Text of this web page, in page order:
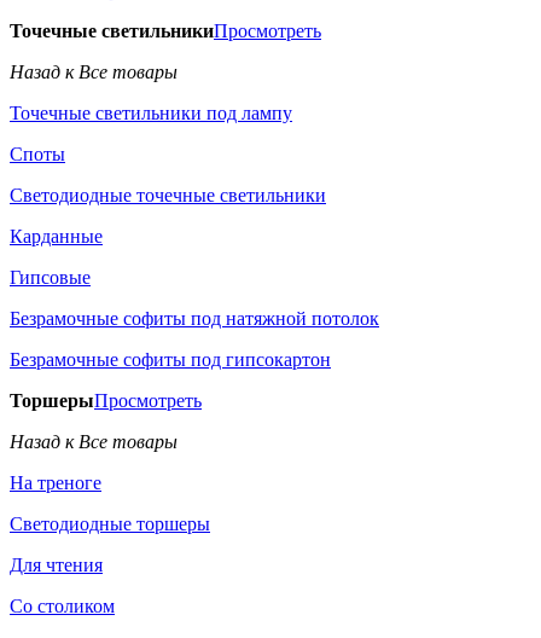
Точечные светильникиПросмотреть
Назад к Все товары
Точечные светильники под лампу
Споты
Светодиодные точечные светильники
Карданные
Гипсовые
Безрамочные софиты под натяжной потолок
Безрамочные софиты под гипсокартон
ТоршерыПросмотреть
Назад к Все товары
На треноге
Светодиодные торшеры
Для чтения
Со столиком